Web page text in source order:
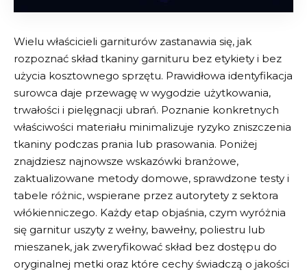
Wielu właścicieli garniturów zastanawia się, jak
rozpoznać skład tkaniny garnituru bez etykiety i bez
użycia kosztownego sprzętu. Prawidłowa identyfikacja
surowca daje przewagę w wygodzie użytkowania,
trwałości i pielęgnacji ubrań. Poznanie konkretnych
właściwości materiału minimalizuje ryzyko zniszczenia
tkaniny podczas prania lub prasowania. Poniżej
znajdziesz najnowsze wskazówki branżowe,
zaktualizowane metody domowe, sprawdzone testy i
tabele różnic, wspierane przez autorytety z sektora
włókienniczego. Każdy etap objaśnia, czym wyróżnia
się garnitur uszyty z wełny, bawełny, poliestru lub
mieszanek, jak zweryfikować skład bez dostępu do
oryginalnej metki oraz które cechy świadczą o jakości